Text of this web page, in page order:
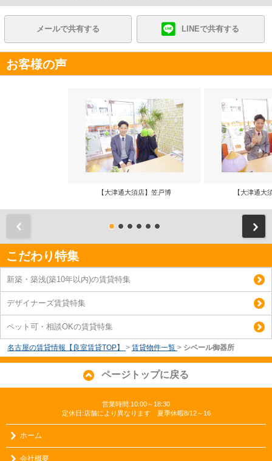
メールで共有する LINEで共有する
お客様の声
【大津通大須店】笠戸博 【大津通大
こだわり特集
新築・築浅(築10年以内)の賃貸特集
デザイナーズ賃貸特集
ペット可・相談OKの賃貸特集
名古屋の賃貸情報【良室賃貸TOP】 > 賃貸物件一覧 > シベール御器所
ページトップに戻る
営業時間:10:00～18:30
定休日:店舗により異なります 夏季休暇8/12～16
ホーム
会社概要